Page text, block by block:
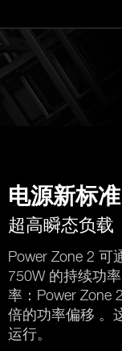
电源新标准
超高瞬态负载
Power Zone 2 可
750W 的持续功
率：Power Zone
倍的功率偏移 。
运行。